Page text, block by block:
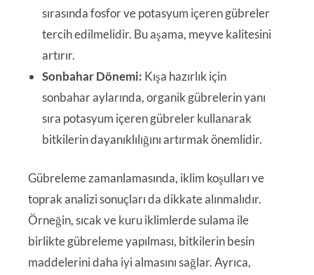
sırasında fosfor ve potasyum içeren gübreler
tercih edilmelidir. Bu aşama, meyve kalitesini
artırır.
Sonbahar Dönemi: Kışa hazırlık için
sonbahar aylarında, organik gübrelerin yanı
sıra potasyum içeren gübreler kullanarak
bitkilerin dayanıklılığını artırmak önemlidir.
Gübreleme zamanlamasında, iklim koşulları ve
toprak analizi sonuçları da dikkate alınmalıdır.
Örneğin, sıcak ve kuru iklimlerde sulama ile
birlikte gübreleme yapılması, bitkilerin besin
maddelerini daha iyi almasını sağlar. Ayrıca,